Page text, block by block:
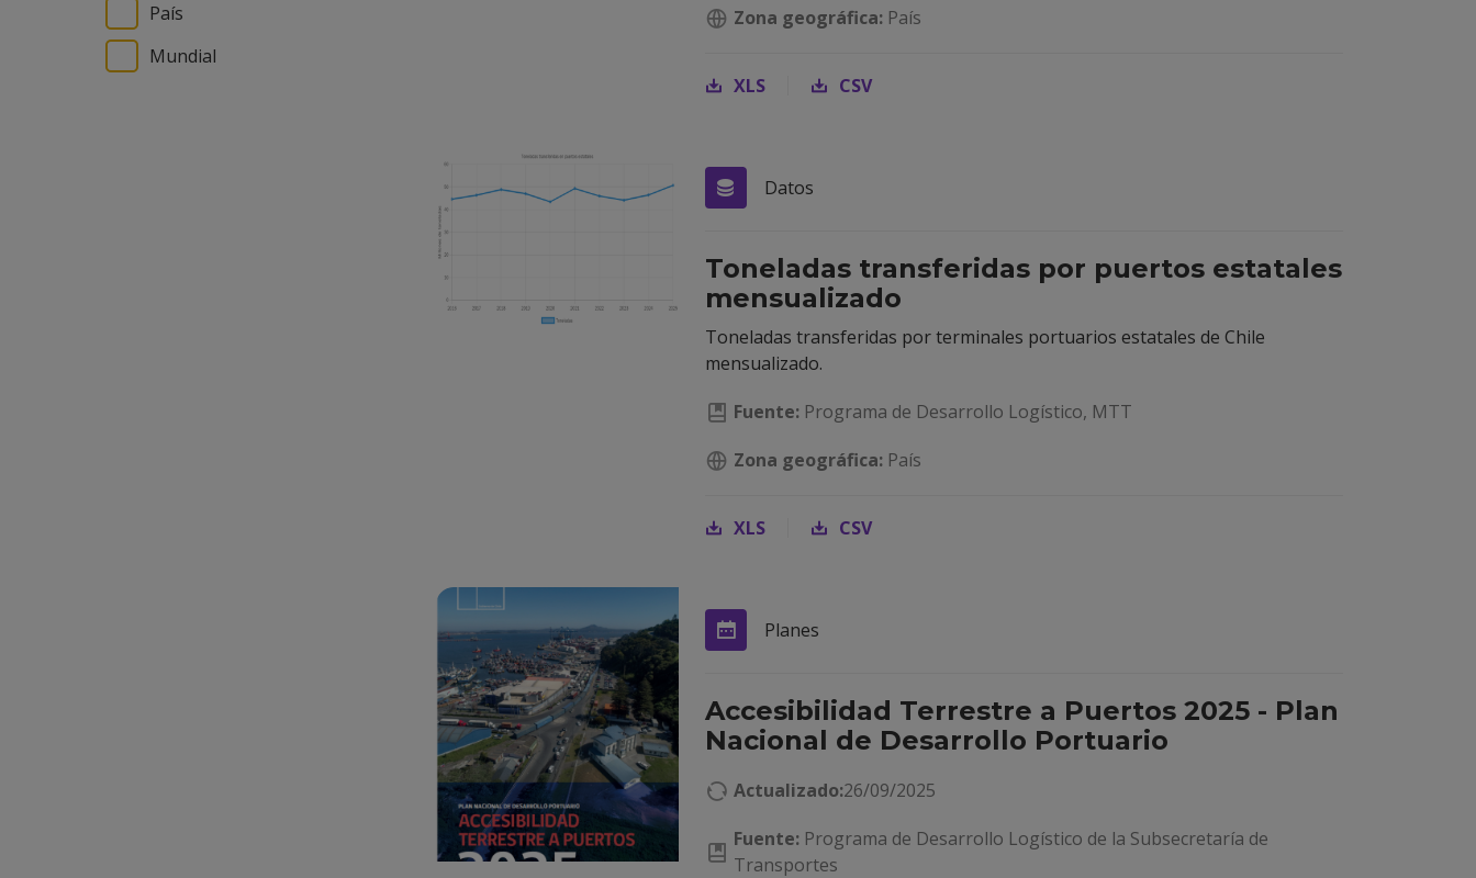
País
Mundial
Zona geográfica: País
XLS CSV
Datos
Toneladas transferidas por puertos estatales
mensualizado
Toneladas transferidas por terminales portuarios estatales de Chile
mensualizado.
Fuente: Programa de Desarrollo Logístico, MTT
Zona geográfica: País
XLS CSV
Planes
Accesibilidad Terrestre a Puertos 2025 - Plan
Nacional de Desarrollo Portuario
Actualizado:26/09/2025
Fuente: Programa de Desarrollo Logístico de la Subsecretaría de
Transportes